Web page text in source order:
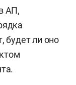
АП,
будет ли оно